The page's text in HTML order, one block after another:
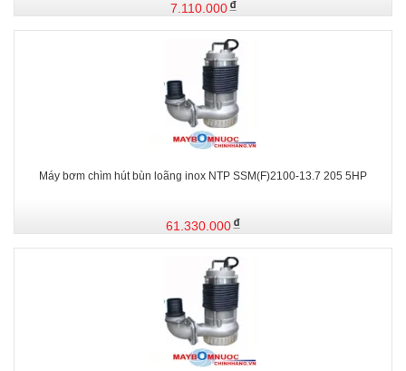
7.110.000
Máy bơm chìm hút bùn loãng inox NTP SSM(F)2100-13.7 205 5HP
61.330.000